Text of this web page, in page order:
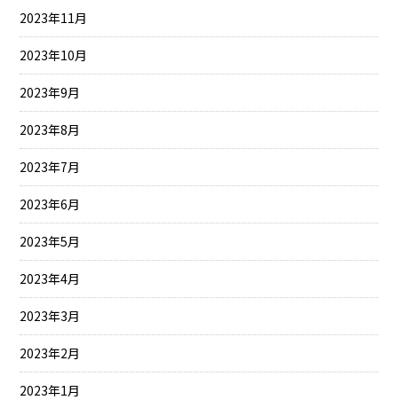
2023年11月
2023年10月
2023年9月
2023年8月
2023年7月
2023年6月
2023年5月
2023年4月
2023年3月
2023年2月
2023年1月